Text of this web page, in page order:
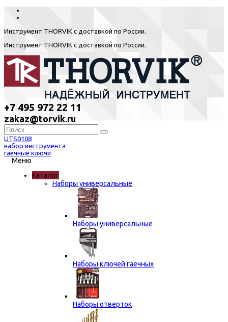
Инструмент THORVIK с доставкой по России.
Инструмент THORVIK с доставкой по России.
+7 495 972 22 11
zakaz@torvik.ru
UTS0108
набор инструмента
гаечные ключи
Меню
Каталог
Наборы универсальные
Наборы универсальные
Наборы ключей гаечных
Наборы отверток